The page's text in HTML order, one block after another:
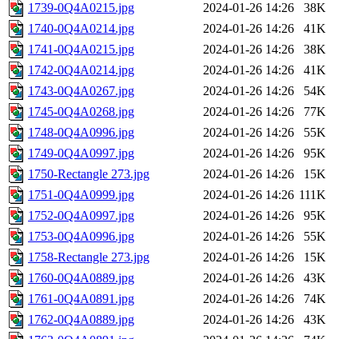
1739-0Q4A0215.jpg
2024-01-26 14:26
38K
1740-0Q4A0214.jpg
2024-01-26 14:26
41K
1741-0Q4A0215.jpg
2024-01-26 14:26
38K
1742-0Q4A0214.jpg
2024-01-26 14:26
41K
1743-0Q4A0267.jpg
2024-01-26 14:26
54K
1745-0Q4A0268.jpg
2024-01-26 14:26
77K
1748-0Q4A0996.jpg
2024-01-26 14:26
55K
1749-0Q4A0997.jpg
2024-01-26 14:26
95K
1750-Rectangle 273.jpg
2024-01-26 14:26
15K
1751-0Q4A0999.jpg
2024-01-26 14:26 111K
1752-0Q4A0997.jpg
2024-01-26 14:26
95K
1753-0Q4A0996.jpg
2024-01-26 14:26
55K
1758-Rectangle 273.jpg
2024-01-26 14:26
15K
1760-0Q4A0889.jpg
2024-01-26 14:26
43K
1761-0Q4A0891.jpg
2024-01-26 14:26
74K
1762-0Q4A0889.jpg
2024-01-26 14:26
43K